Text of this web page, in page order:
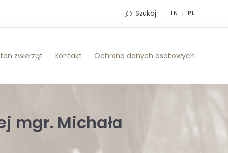
EN PL
Szukaj
zwierząt Kontakt Ochrona danych osobowych
mgr. Michała